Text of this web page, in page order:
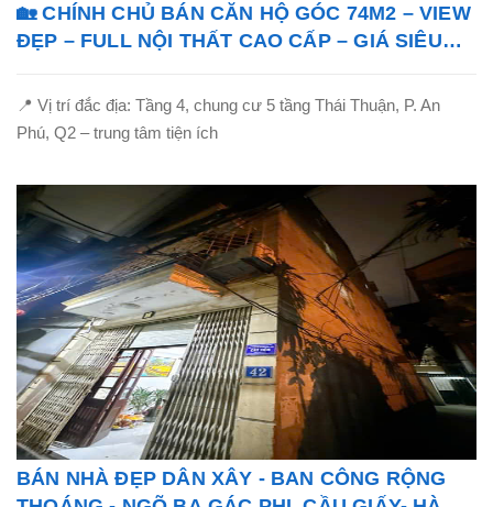
🏡 CHÍNH CHỦ BÁN CĂN HỘ GÓC 74M2 – VIEW
ĐẸP – FULL NỘI THẤT CAO CẤP – GIÁ SIÊU
📍 Vị trí đắc địa: Tầng 4, chung cư 5 tầng Thái Thuận, P. An
Phú, Q2 – trung tâm tiện ích
BÁN NHÀ ĐẸP DÂN XÂY - BAN CÔNG RỘNG